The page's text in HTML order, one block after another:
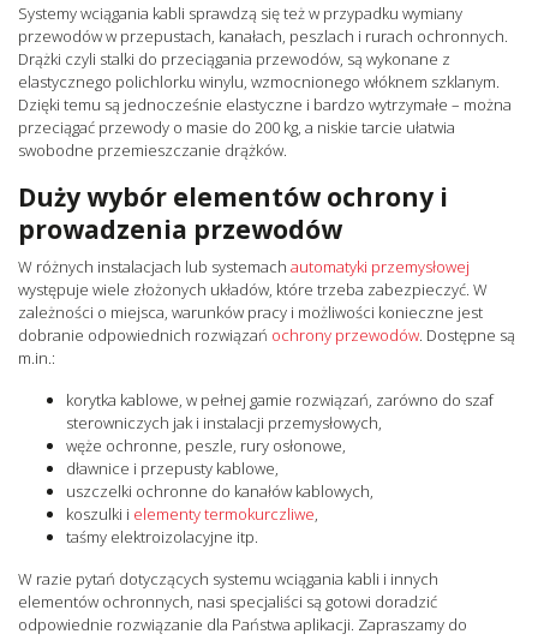
Systemy wciągania kabli sprawdzą się też w przypadku wymiany
przewodów w przepustach, kanałach, peszlach i rurach ochronnych.
Drążki czyli stalki do przeciągania przewodów, są wykonane z
elastycznego polichlorku winylu, wzmocnionego włóknem szklanym.
Dzięki temu są jednocześnie elastyczne i bardzo wytrzymałe – można
przeciągać przewody o masie do 200 kg, a niskie tarcie ułatwia
swobodne przemieszczanie drążków.
Duży wybór elementów ochrony i
prowadzenia przewodów
W różnych instalacjach lub systemach automatyki przemysłowej
występuje wiele złożonych układów, które trzeba zabezpieczyć. W
zależności o miejsca, warunków pracy i możliwości konieczne jest
dobranie odpowiednich rozwiązań ochrony przewodów. Dostępne są
m.in.:
korytka kablowe, w pełnej gamie rozwiązań, zarówno do szaf
sterowniczych jak i instalacji przemysłowych,
węże ochronne, peszle, rury osłonowe,
dławnice i przepusty kablowe,
uszczelki ochronne do kanałów kablowych,
koszulki i elementy termokurczliwe,
taśmy elektroizolacyjne itp.
W razie pytań dotyczących systemu wciągania kabli i innych
elementów ochronnych, nasi specjaliści są gotowi doradzić
odpowiednie rozwiązanie dla Państwa aplikacji. Zapraszamy do